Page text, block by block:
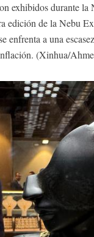
exhibidos durante
edición de la Nebu
a una
(Xinhua/